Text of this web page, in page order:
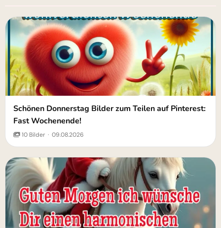
Schönen Donnerstag Bilder zum Teilen auf Pinterest:
Fast Wochenende!
10 Bilder · 09.08.2026